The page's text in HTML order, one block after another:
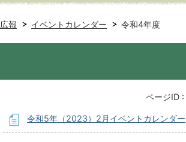
広報 イベントカレンダー 令和4年度
ページID :
令和5年（2023）2月イベントカレンダー